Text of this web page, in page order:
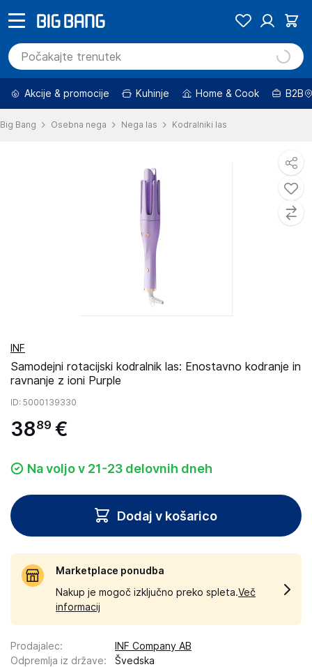
Akcije & promocije Kuhinje Home & Cook B2B
Big Bang Osebna nega Nega las Kodralniki las
INF
Samodejni rotacijski kodralnik las: Enostavno kodranje in
ravnanje z ioni Purple
ID: 5000139330
3889 €
Na voljo v 21-23 delovnih dneh
Dodaj v košarico
Marketplace ponudba
Nakup je mogoč izključno preko spleta.Več
informacij
Prodajalec:
INF Company AB
Odpremlja iz države:
Švedska